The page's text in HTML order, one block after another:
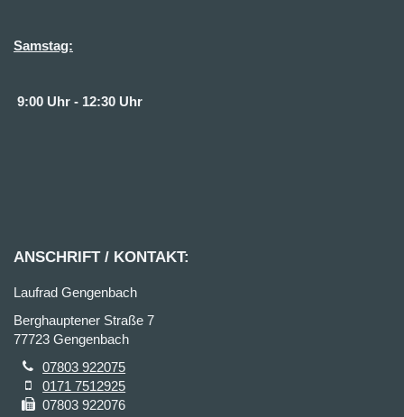
Samstag:
9:00 Uhr - 12:30 Uhr
ANSCHRIFT / KONTAKT:
Laufrad Gengenbach
Berghauptener Straße 7
77723 Gengenbach
07803 922075
0171 7512925
07803 922076